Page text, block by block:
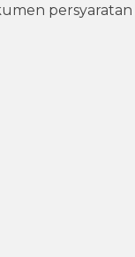
persyaratan